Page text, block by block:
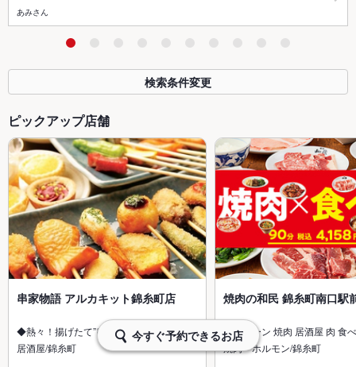
あみさん
検索条件変更
ピックアップ店舗
串家物語 アルカキット錦糸町店
◆熱々！揚げたて”串揚げ”食べ放題の店
居酒屋/錦糸町
焼肉の和民 錦糸町南口駅
特急レーン 焼肉 居酒屋 肉 食
焼肉・ホルモン/錦糸町
今すぐ予約できるお店